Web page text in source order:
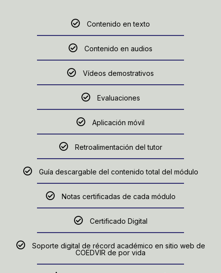
Contenido en texto
Contenido en audios
Vídeos demostrativos
Evaluaciones
Aplicación móvil
Retroalimentación del tutor
Guía descargable del contenido total del módulo
Notas certificadas de cada módulo
Certificado Digital
Soporte digital de récord académico en sitio web de
COEDVIR de por vida